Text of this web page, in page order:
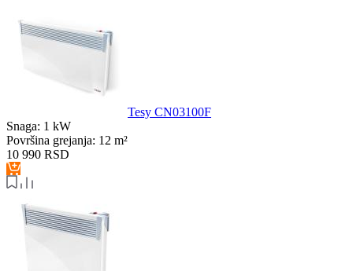
Tesy CN03100F
Snaga: 1 kW
Površina grejanja: 12 m²
10 990 RSD